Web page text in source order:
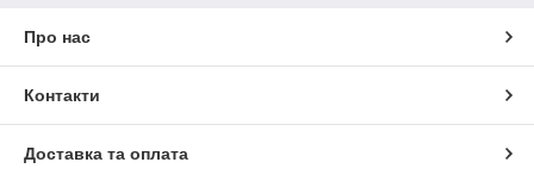
Про нас
Контакти
Доставка та оплата